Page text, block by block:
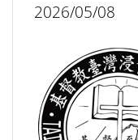
2026/05/08